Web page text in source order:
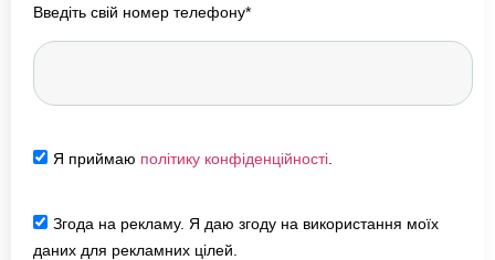
Введіть свій номер телефону*
Я приймаю політику конфіденційності
Згода на рекламу. Я даю згоду на використання моїх
даних для рекламних цілей.